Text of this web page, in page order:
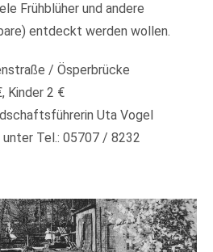
Frühblüher und andere
entdeckt werden wollen.
/ Ösperbrücke
Kinder 2 €
Uta Vogel
Tel.: 05707 / 8232